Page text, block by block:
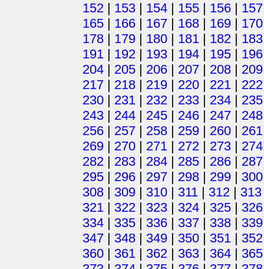
152 | 153 | 154 | 155 | 156 | 157
165 | 166 | 167 | 168 | 169 | 170
178 | 179 | 180 | 181 | 182 | 183
191 | 192 | 193 | 194 | 195 | 196
204 | 205 | 206 | 207 | 208 | 209
217 | 218 | 219 | 220 | 221 | 222
230 | 231 | 232 | 233 | 234 | 235
243 | 244 | 245 | 246 | 247 | 248
256 | 257 | 258 | 259 | 260 | 261
269 | 270 | 271 | 272 | 273 | 274
282 | 283 | 284 | 285 | 286 | 287
295 | 296 | 297 | 298 | 299 | 300
308 | 309 | 310 | 311 | 312 | 313
321 | 322 | 323 | 324 | 325 | 326
334 | 335 | 336 | 337 | 338 | 339
347 | 348 | 349 | 350 | 351 | 352
360 | 361 | 362 | 363 | 364 | 365